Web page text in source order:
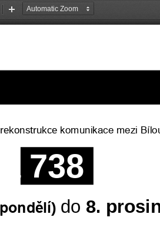
Zoom
In
rekonstrukce komunikace mezi
738
pondělí) do 8.